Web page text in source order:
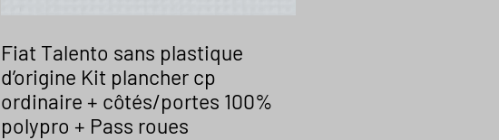
Fiat Talento sans plastique
d’origine Kit plancher cp
ordinaire + côtés/portes 100%
polypro + Pass roues